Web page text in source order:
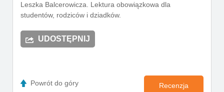
Leszka Balcerowicza. Lektura obowiązkowa dla
studentów, rodziców i dziadków.
UDOSTĘPNIJ
Powrót do góry Recenzja